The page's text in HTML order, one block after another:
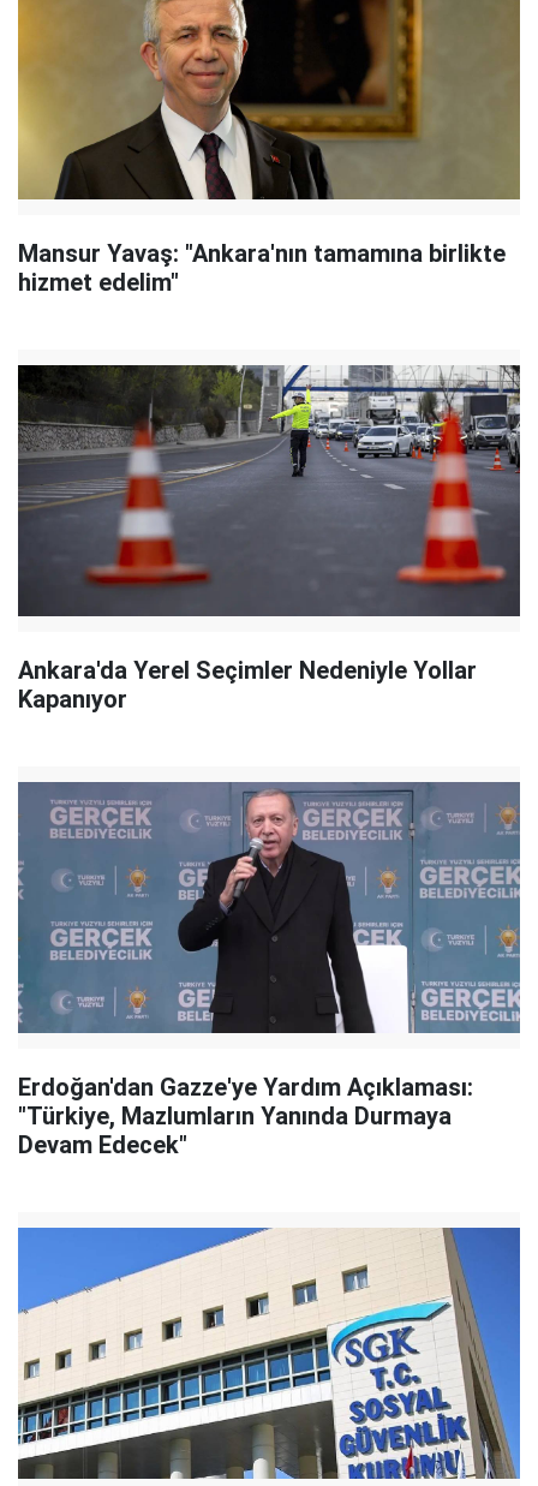
Mansur Yavaş: "Ankara'nın tamamına birlikte
hizmet edelim"
Ankara'da Yerel Seçimler Nedeniyle Yollar
Kapanıyor
Erdoğan'dan Gazze'ye Yardım Açıklaması:
"Türkiye, Mazlumların Yanında Durmaya
Devam Edecek"